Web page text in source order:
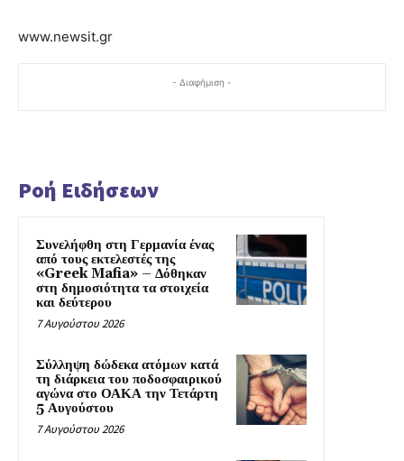
www.newsit.gr
- Διαφήμιση -
Ροή Ειδήσεων
Συνελήφθη στη Γερμανία ένας
από τους εκτελεστές της
«Greek Mafia» – Δόθηκαν
στη δημοσιότητα τα στοιχεία
και δεύτερου
7 Αυγούστου 2026
Σύλληψη δώδεκα ατόμων κατά
τη διάρκεια του ποδοσφαιρικού
αγώνα στο ΟΑΚΑ την Τετάρτη
5 Αυγούστου
7 Αυγούστου 2026